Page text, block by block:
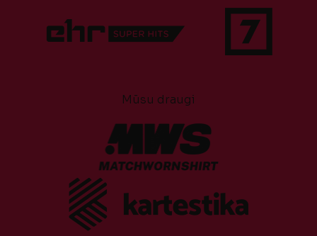
Mūsu draugi